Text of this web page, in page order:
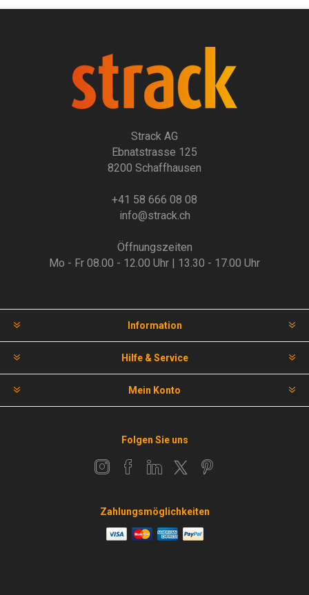
Strack AG
Ebnatstrasse 125
8200 Schaffhausen
+41 58 666 08 08
info@strack.ch
Öffnungszeiten
Mo - Fr 08.00 - 12.00 Uhr | 13.30 - 17.00 Uhr
Information
Hilfe & Service
Mein Konto
Folgen Sie uns
Zahlungsmöglichkeiten